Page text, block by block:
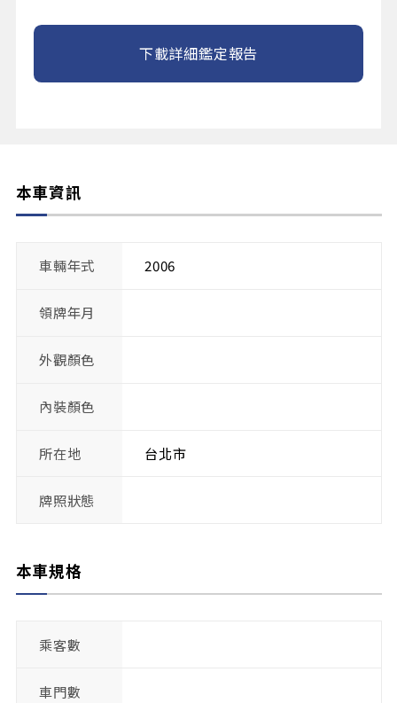
下載詳細鑑定報告
本車資訊
車輛年式 2006
領牌年月
外觀顏色
內裝顏色
所在地 台北市
牌照狀態
本車規格
乘客數
車門數